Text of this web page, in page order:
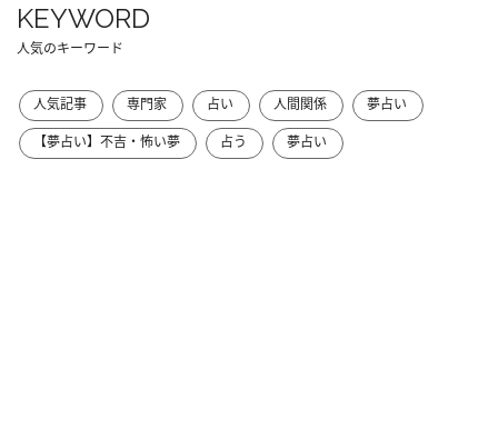
KEYWORD
人気のキーワード
人気記事 専門家 占い 人間関係
夢占い
【夢占い】不吉・怖い夢
占う 夢占い